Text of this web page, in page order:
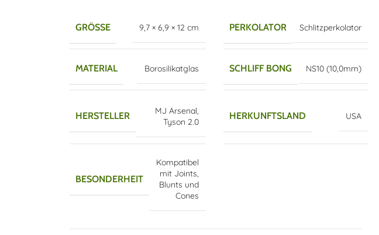
GRÖSSE 9,7 × 6,9 × 12 cm PERKOLATOR Schlitzperkolator
MATERIAL Borosilikatglas SCHLIFF BONG NS10 (10,0mm)
HERSTELLER MJ Arsenal
Tyson 2.0
HERKUNFTSLAND USA
BESONDERHEIT
Kompatibel
mit Joints,
Blunts und
Cones